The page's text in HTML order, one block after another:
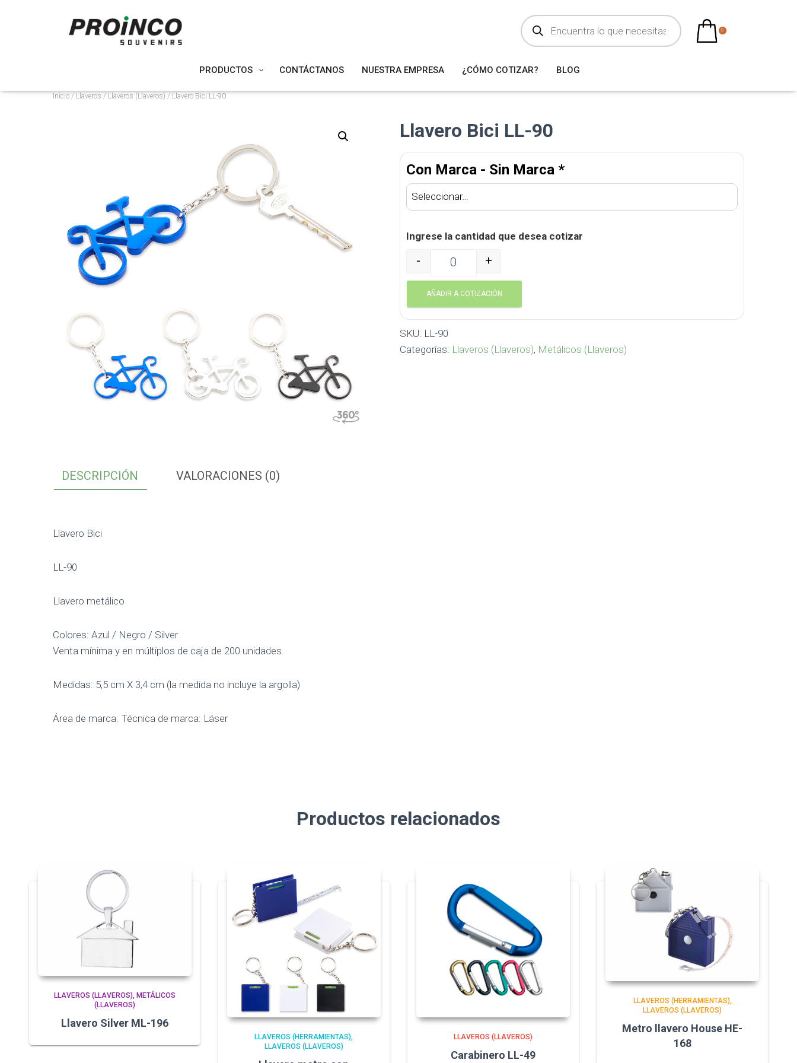
ú
q
a
d
o
0
PRODUCTOS CONTÁCTANOS NUESTRA EMPRESA ¿CÓMO COTIZAR? BLOG
Inicio/ Llaveros / Llaveros (Llaveros) / Llavero Bici LL-90
Llavero Bici LL-90
Con Marca - Sin Marca *
Ingrese la cantidad que desea cotizar
Llavero Bici LL-90 cantidad
- +
AÑADIR A COTIZACIÓN
SKU: LL-90
Categorías: Llaveros (Llaveros), Metálicos (Llaveros)
DESCRIPCIÓN VALORACIONES (0)
Llavero Bici
LL-90
Llavero metálico
Colores: Azul / Negro / Silver
Venta mínima y en múltiplos de caja de 200 unidades.
Medidas: 5,5 cm X 3,4 cm (la medida no incluye la argolla)
Área de marca: Técnica de marca: Láser
Productos relacionados
LLAVEROS (LLAVEROS)
METÁLICOS
(LLAVEROS)
Llavero Silver ML-196
LLAVEROS (HERRAMIENTAS)
LLAVEROS (LLAVEROS)
LLAVEROS (LLAVEROS)
Carabinero LL-49
LLAVEROS (HERRAMIENTAS)
LLAVEROS (LLAVEROS)
Metro llavero House HE-
168